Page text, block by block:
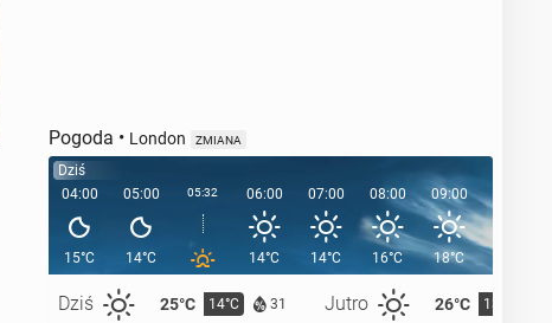
Pogoda • London ZMIANA
Dziś
04:00
15°C
Dziś 25°C 14°C 31 Jutro 26°C 13°C
05:00
14°C
05:32 06:00
14°C
07:00
14°C
08:00
16°C
09:00
18°C
10:00